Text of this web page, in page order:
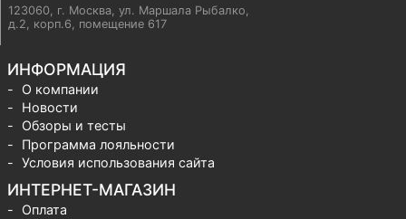
123060, г. Москва ул. Маршала Рыбалко,
д.2, корп.6, помещение 617
ИНФОРМАЦИЯ
О компании
Новости
Обзоры и тесты
Программа лояльности
Условия использования сайта
ИНТЕРНЕТ-МАГАЗИН
Оплата